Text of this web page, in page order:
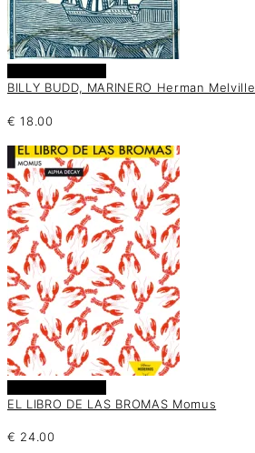
BILLY BUDD, MARINERO Herman Melville
€ 18.00
EL LIBRO DE LAS BROMAS Momus
€ 24.00